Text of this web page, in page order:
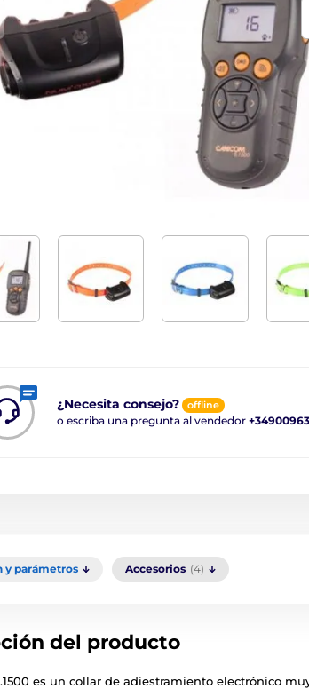
¿Necesita consejo? offline
o escriba una pregunta al vendedor
y parámetros Accesorios (4)
del producto
es un collar de adiestramiento electrónico